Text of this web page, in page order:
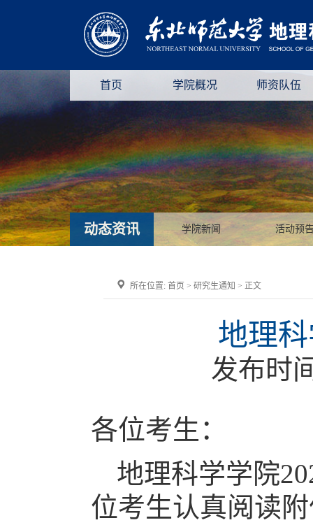
首页 学院概况 师资队伍
动态资讯 学院新闻 活动预
所在位置: 首页 > 研究生通知 > 正文
地理
发布时
各位考生：
地理科学学院
位考生认真阅读